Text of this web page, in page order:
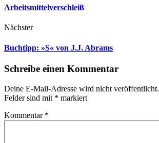
Arbeitsmittelverschleiß
Nächster
Buchtipp: »S« von J.J. Abrams
Schreibe einen Kommentar
Deine E-Mail-Adresse wird nicht veröffentlicht.
Felder sind mit * markiert
Kommentar *